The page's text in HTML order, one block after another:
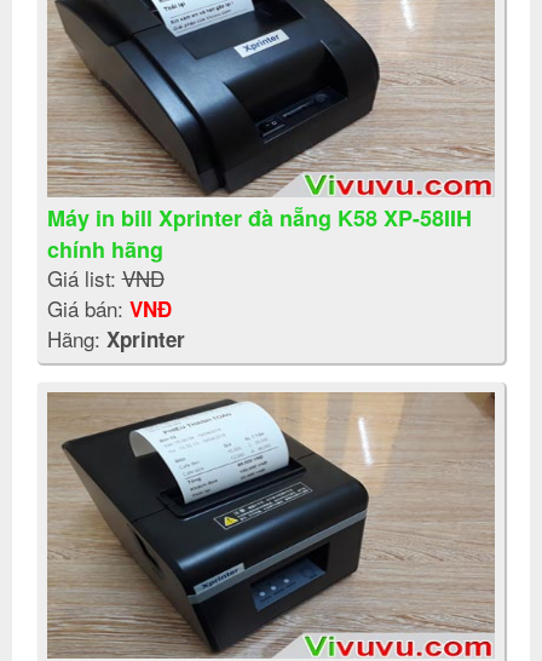
Máy in bill Xprinter đà nẵng K58 XP-58IIH
chính hãng
Giá list:VNĐ
Giá bán: VNĐ
Hãng: Xprinter